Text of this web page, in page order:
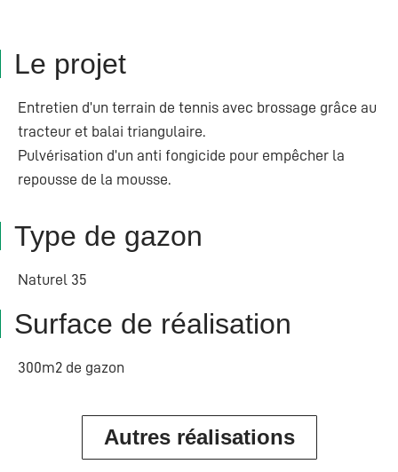
Le projet
Entretien d’un terrain de tennis avec brossage grâce au
tracteur et balai triangulaire.
Pulvérisation d’un anti fongicide pour empêcher la
repousse de la mousse.
Type de gazon
Naturel 35
Surface de réalisation
300m2 de gazon
Autres réalisations